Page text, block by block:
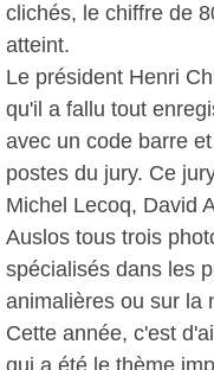
clichés, le chiffre de
atteint.
Le président Henri
qu'il a fallu tout
avec un code barre
postes du jury. Ce
Michel Lecoq, David
Auslos tous trois
spécialisés dans les
animalières ou sur la
Cette année, c'est
qui a été le thème